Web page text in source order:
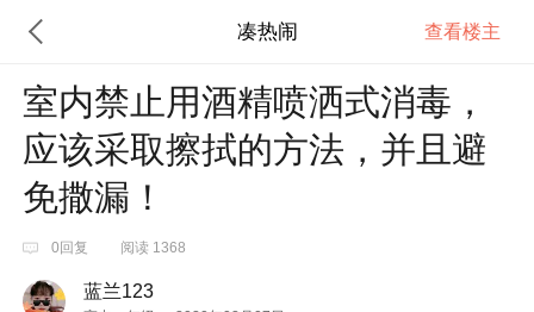
凑热闹 查看楼主
室内禁止用酒精喷洒式消毒，
应该采取擦拭的方法，并且避
免撒漏！
0回复 阅读 1368
蓝兰123